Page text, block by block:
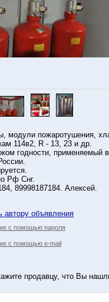
модули пожаротушения,
114в2, R - 13, 23 и др.
годности, применяемый в
Рф Снг.
89998187184. Алексей.
автору объявления
с помощью пароля
с помощью e-mail
продавцу, что Вы